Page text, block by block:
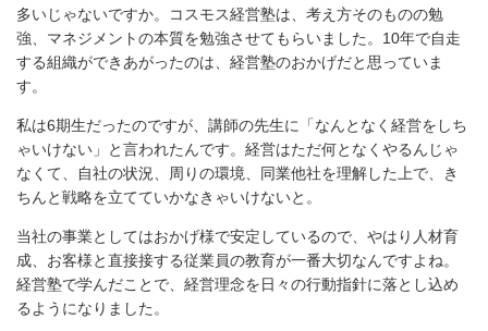
多いじゃないですか。コスモス経営塾は、考え方そのものの勉
強、マネジメントの本質を勉強させてもらいました。10年で自走
する組織ができあがったのは、経営塾のおかげだと思っていま
す。
私は6期生だったのですが、講師の先生に「なんとなく経営をしち
ゃいけない」と言われたんです。経営はただ何となくやるんじゃ
なくて、自社の状況、周りの環境、同業他社を理解した上で、き
ちんと戦略を立てていかなきゃいけないと。
当社の事業としてはおかげ様で安定しているので、やはり人材育
成、お客様と直接接する従業員の教育が一番大切なんですよね。
経営塾で学んだことで、経営理念を日々の行動指針に落とし込め
るようになりました。